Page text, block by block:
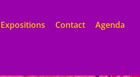
Expositions Contact Agenda